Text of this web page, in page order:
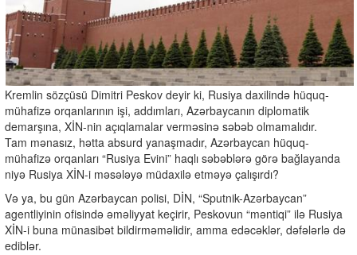
Kremlin sözçüsü Dimitri Peskov deyir ki, Rusiya daxilində hüquq-
mühafizə orqanlarının işi, addımları, Azərbaycanın diplomatik
demarşına, XİN-nin açıqlamalar verməsinə səbəb olmamalıdır.
Tam mənasız, hətta absurd yanaşmadır, Azərbaycan hüquq-
mühafizə orqanları “Rusiya Evini” haqlı səbəblərə görə bağlayanda
niyə Rusiya XİN-i məsələyə müdaxilə etməyə çalışırdı?
Və ya, bu gün Azərbaycan polisi, DİN, “Sputnik-Azərbaycan”
agentliyinin ofisində əməliyyat keçirir, Peskovun “məntiqi” ilə Rusiya
XİN-i buna münasibət bildirməməlidir, amma edəcəklər, dəfələrlə də
ediblər.